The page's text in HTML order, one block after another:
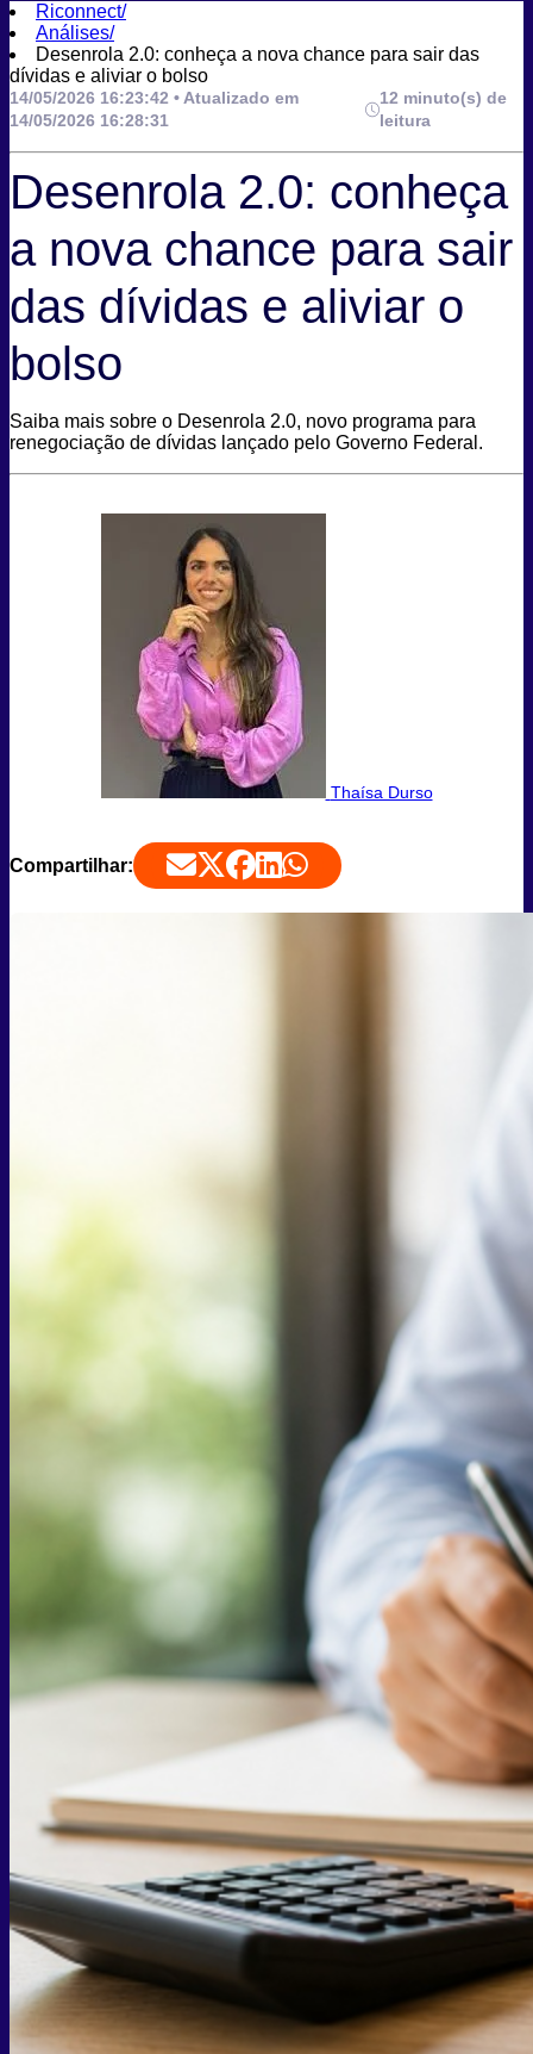
Riconnect/
Análises/
Desenrola 2.0: conheça a nova chance para sair das
dívidas e aliviar o bolso
14/05/2026 16:23:42 • Atualizado em
14/05/2026 16:28:31
12 minuto(s) de
leitura
Desenrola 2.0: conheça
a nova chance para sair
das dívidas e aliviar o
bolso
Saiba mais sobre o Desenrola 2.0, novo programa para
renegociação de dívidas lançado pelo Governo Federal.
Thaísa Durso
Compartilhar: